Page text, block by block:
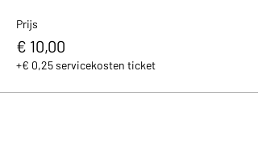
Prijs
€ 10,00
+€ 0,25 servicekosten ticket